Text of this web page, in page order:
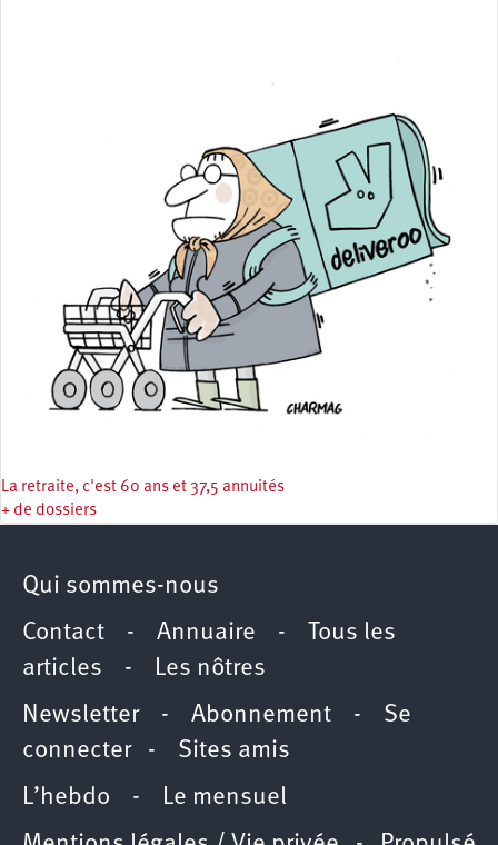
La retraite, c'est 60 ans et 37,5 annuités
+ de dossiers
Qui sommes-nous
Contact - Annuaire -
Tous les
articles - Les nôtres
Newsletter- Abonnement - Se
connecter- Sites amis
L’hebdo - Le mensuel